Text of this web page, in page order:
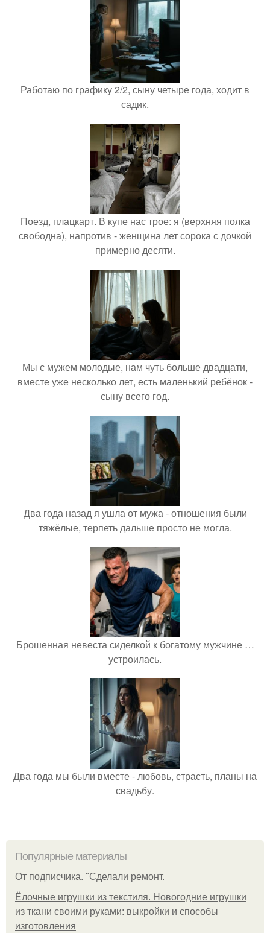
Работаю по графику 2/2, сыну четыре года, ходит в
садик.
Поезд, плацкарт. В купе нас трое: я (верхняя полка
свободна), напротив - женщина лет сорока с дочкой
примерно десяти.
Мы с мужем молодые, нам чуть больше двадцати,
вместе уже несколько лет, есть маленький ребёнок -
сыну всего год.
Два года назад я ушла от мужа - отношения были
тяжёлые, терпеть дальше просто не могла.
Брошенная невеста сиделкой к богатому мужчине …
устроилась.
Два года мы были вместе - любовь, страсть, планы на
свадьбу.
Популярные материалы
От подписчика. "Сделали ремонт.
Ёлочные игрушки из текстиля. Новогодние игрушки
из ткани своими руками: выкройки и способы
изготовления